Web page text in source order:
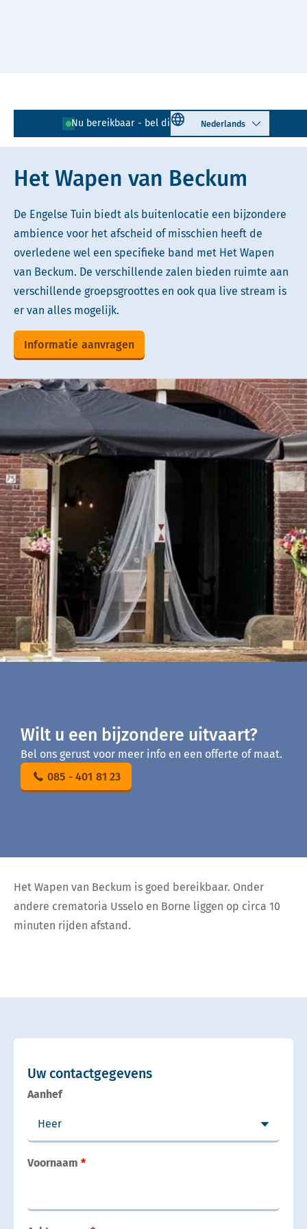
Nu bereikbaar - bel direct! 085 - 401 81 23
Select language
Lees voor Uitleg woorden
Simpele tekst
Het Wapen van Beckum
De Engelse Tuin biedt als buitenlocatie een bijzondere
ambience voor het afscheid of misschien heeft de
overledene wel een specifieke band met Het Wapen
van Beckum. De verschillende zalen bieden ruimte aan
verschillende groepsgroottes en ook qua live stream is
er van alles mogelijk.
Informatie aanvragen
Wilt u een bijzondere uitvaart?
Bel ons gerust voor meer info en een offerte of maat.
085 - 401 81 23
Het Wapen van Beckum is goed bereikbaar. Onder
andere crematoria Usselo en Borne liggen op circa 10
minuten rijden afstand.
Uw contactgegevens
Aanhef
Voornaam